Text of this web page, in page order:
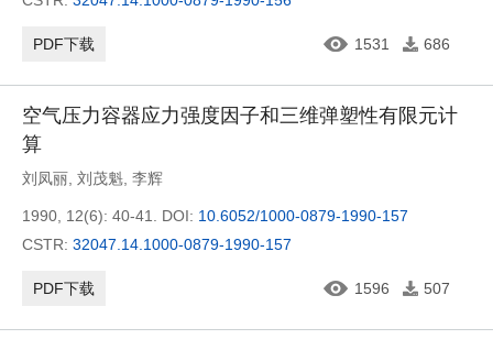
PDF下载 1531 686
空气压力容器应力强度因子和三维弹塑性有限元计
算
刘凤丽 刘茂魁 李辉
1990, 12(6): 40-41. DOI: 10.6052/1000-0879-1990-157
CSTR: 32047.14.1000-0879-1990-157
PDF下载 1596 507